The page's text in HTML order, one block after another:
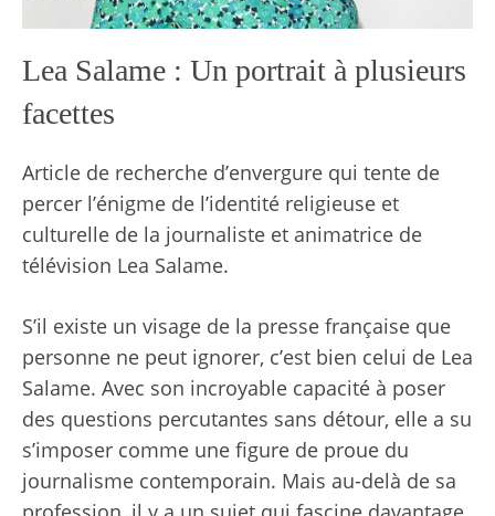
Lea Salame : Un portrait à plusieurs
facettes
Article de recherche d’envergure qui tente de
percer l’énigme de l’identité religieuse et
culturelle de la journaliste et animatrice de
télévision Lea Salame.
S’il existe un visage de la presse française que
personne ne peut ignorer, c’est bien celui de Lea
Salame. Avec son incroyable capacité à poser
des questions percutantes sans détour, elle a su
s’imposer comme une figure de proue du
journalisme contemporain. Mais au-delà de sa